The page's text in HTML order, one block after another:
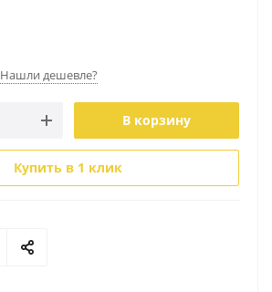
Нашли дешевле?
В корзину
Купить в 1 клик